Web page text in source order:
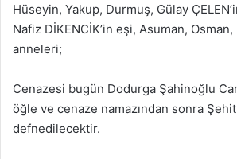
Hüseyin, Yakup, Durmuş, Gülay
Nafiz DİKENCİK’in eşi, Asuman, Osman,
anneleri;
Cenazesi bugün Dodurga Şahinoğlu
öğle ve cenaze namazından sonra
defnedilecektir.